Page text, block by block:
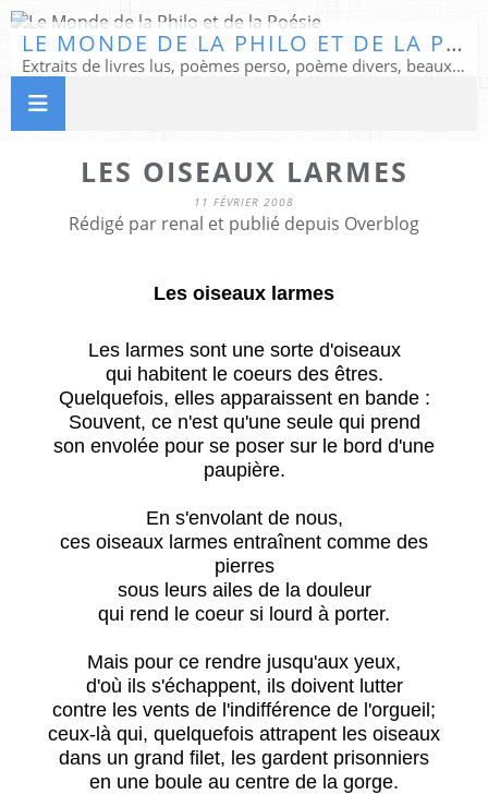
LE MONDE DE LA PHILO ET DE LA POÉSIE
Extraits de livres lus, poèmes perso, poème divers, beaux textes...
LES OISEAUX LARMES
11 FÉVRIER 2008
Rédigé par renal et publié depuis Overblog
Les oiseaux larmes
Les larmes sont une sorte d'oiseaux
qui habitent le coeurs des êtres.
Quelquefois, elles apparaissent en bande :
Souvent, ce n'est qu'une seule qui prend
son envolée pour se poser sur le bord d'une
paupière.
En s'envolant de nous,
ces oiseaux larmes entraînent comme des
pierres
sous leurs ailes de la douleur
qui rend le coeur si lourd à porter.
Mais pour ce rendre jusqu'aux yeux,
d'où ils s'échappent, ils doivent lutter
contre les vents de l'indifférence de l'orgueil;
ceux-là qui, quelquefois attrapent les oiseaux
dans un grand filet, les gardent prisonniers
en une boule au centre de la gorge.